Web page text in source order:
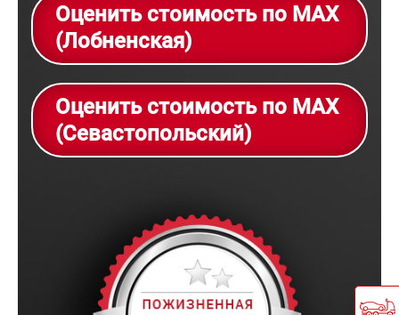
Оценить стоимость по MAX
(Лобненская)
Оценить стоимость по MAX
(Севастопольский)